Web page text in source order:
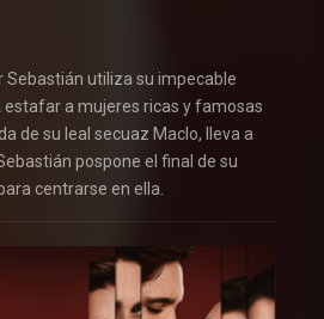
Sebastián utiliza su impecable
a mujeres ricas y famosas
de su leal secuaz Maclo, lleva a
pospone el final de su
centrarse en ella.